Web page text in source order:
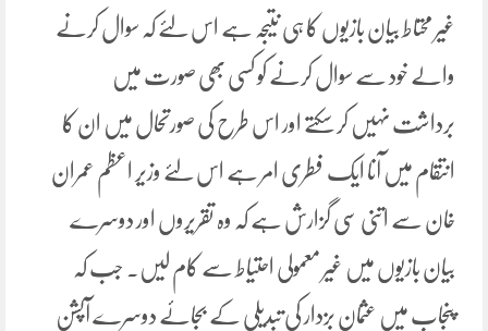
غیر محتاط بیان بازیوں کا ہی نتیجہ ہے اس لئے کہ سوال کرنے
والے خود سے سوال کرنے کو کسی بھی صورت میں
برداشت نہیں کر سکتے اور اس طرح کی صورتحال میں ان کا
انتقام میں آنا ایک فطری امر ہے اس لئے وزیر اعظم عمران
خان سے اتنی سی گزارش ہے کہ وہ تقریروں اور دوسرے
بیان بازیوں میں غیر معمولی احتیاط سے کام لیں۔ جب کہ
پنجاب میں عثمان بزدار کی تبدیلی کے بجائے دوسرے آپشن